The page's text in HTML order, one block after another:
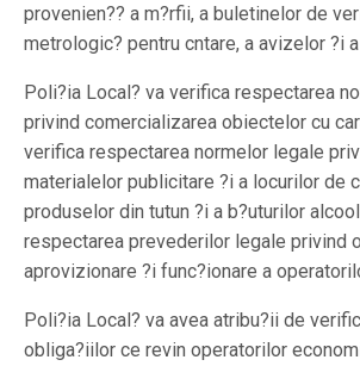
provenien?? a m?rfii, a buletinelor de
metrologic? pentru cntare, a avizelor ?i
Poli?ia Local? va verifica respectarea
privind comercializarea obiectelor cu
verifica respectarea normelor legale
materialelor publicitare ?i a locurilor de
produselor din tutun ?i a b?uturilor
respectarea prevederilor legale privind
aprovizionare ?i func?ionare a
Poli?ia Local? va avea atribu?ii de
obliga?iilor ce revin operatorilor